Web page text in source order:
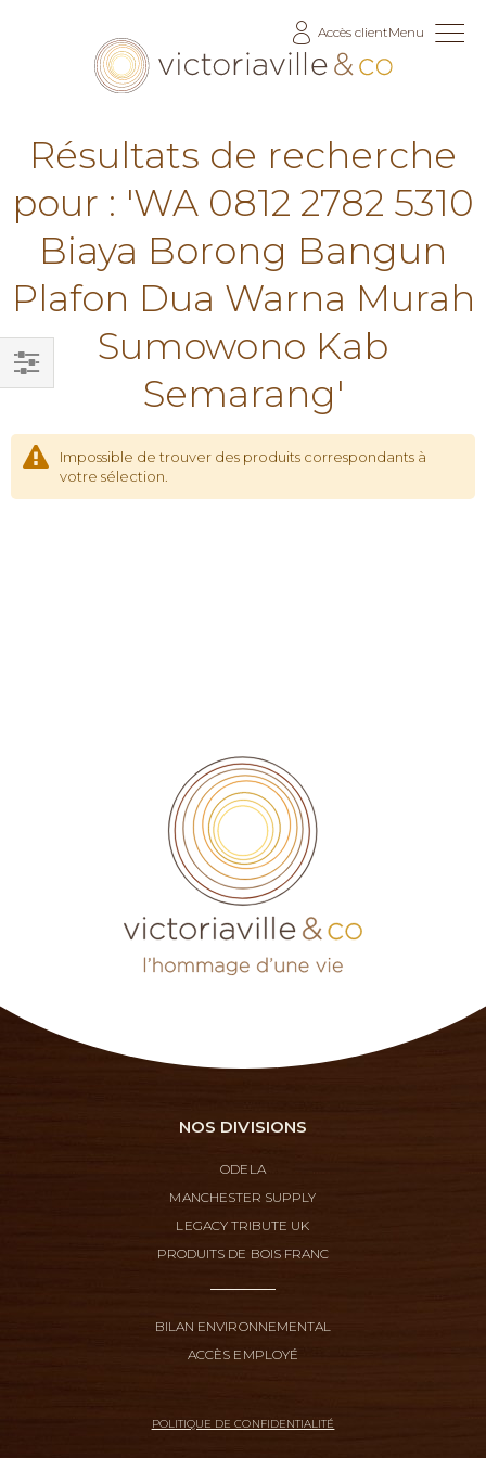
Accès clientMenu
Résultats de recherche
pour : 'WA 0812 2782 5310
Biaya Borong Bangun
Plafon Dua Warna Murah
Sumowono Kab
Semarang'
Impossible de trouver des produits correspondants à
votre sélection.
Filtrer
NOS DIVISIONS
ODELA
MANCHESTER SUPPLY
LEGACY TRIBUTE UK
PRODUITS DE BOIS FRANC
BILAN ENVIRONNEMENTAL
ACCÈS EMPLOYÉ
POLITIQUE DE CONFIDENTIALITÉ